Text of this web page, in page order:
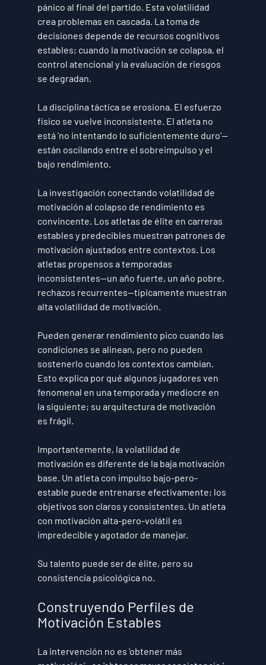
pánico al final del partido. Esta volatilidad
crea problemas en cascada. La toma de
decisiones depende de recursos cognitivos
estables; cuando la motivación se colapsa, el
control atencional y la evaluación de riesgos
se degradan.
La disciplina táctica se erosiona. El esfuerzo
físico se vuelve inconsistente. El atleta no
está 'no intentando lo suficientemente duro'—
están oscilando entre el sobreimpulso y el
bajo rendimiento.
La investigación conectando volatilidad de
motivación al colapso de rendimiento es
convincente. Los atletas de élite en carreras
estables y predecibles muestran patrones de
motivación ajustados entre contextos. Los
atletas propensos a temporadas
inconsistentes—un año fuerte, un año pobre,
rechazos recurrentes—típicamente muestran
alta volatilidad de motivación.
Pueden generar rendimiento pico cuando las
condiciones se alinean, pero no pueden
sostenerlo cuando los contextos cambian.
Esto explica por qué algunos jugadores ven
fenomenal en una temporada y mediocre en
la siguiente; su arquitectura de motivación
es frágil.
Importantemente, la volatilidad de
motivación es diferente de la baja motivación
base. Un atleta con impulso bajo-pero-
estable puede entrenarse efectivamente; los
objetivos son claros y consistentes. Un atleta
con motivación alta-pero-volátil es
impredecible y agotador de manejar.
Su talento puede ser de élite, pero su
consistencia psicológica no.
Construyendo Perfiles de
Motivación Estables
La intervención no es 'obtener más